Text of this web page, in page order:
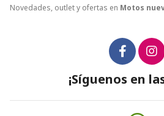
Novedades, outlet y ofertas en Motos
¡Síguenos en